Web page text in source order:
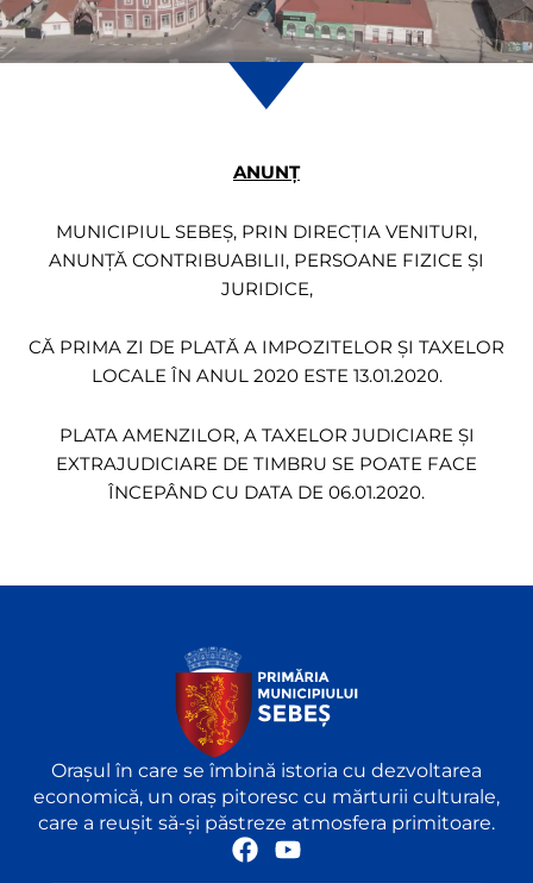
ANUNȚ
MUNICIPIUL SEBEȘ, PRIN DIRECȚIA VENITURI,
ANUNȚĂ CONTRIBUABILII, PERSOANE FIZICE ȘI
JURIDICE,
CĂ PRIMA ZI DE PLATĂ A IMPOZITELOR ȘI TAXELOR
LOCALE ÎN ANUL 2020 ESTE 13.01.2020.
PLATA AMENZILOR, A TAXELOR JUDICIARE ȘI
EXTRAJUDICIARE DE TIMBRU SE POATE FACE
ÎNCEPÂND CU DATA DE 06.01.2020.
Orașul în care se îmbină istoria cu dezvoltarea
economică, un oraș pitoresc cu mărturii culturale,
care a reușit să-și păstreze atmosfera primitoare.
F
Y